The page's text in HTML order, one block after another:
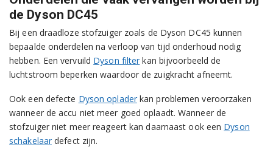
de Dyson DC45
Bij een draadloze stofzuiger zoals de Dyson DC45 kunnen
bepaalde onderdelen na verloop van tijd onderhoud nodig
hebben. Een vervuild Dyson filter kan bijvoorbeeld de
luchtstroom beperken waardoor de zuigkracht afneemt.
Ook een defecte Dyson opladerkan problemen veroorzaken
wanneer de accu niet meer goed oplaadt. Wanneer de
stofzuiger niet meer reageert kan daarnaast ook een Dyson
schakelaar defect zijn.